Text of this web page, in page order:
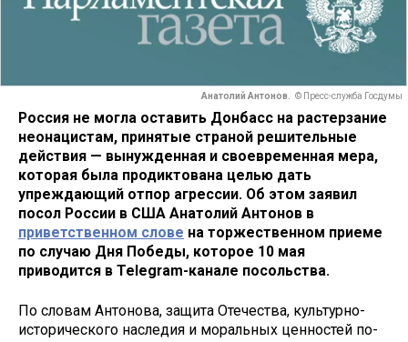
Анатолий Антонов. © Пресс-служба Госдумы
Россия не могла оставить Донбасс на растерзание
неонацистам, принятые страной решительные
действия — вынужденная и своевременная мера,
которая была продиктована целью дать
упреждающий отпор агрессии. Об этом заявил
посол России в США Анатолий Антонов в
приветственном слове на торжественном приеме
по случаю Дня Победы, которое 10 мая
приводится в Telegram-канале посольства.
По словам Антонова, защита Отечества, культурно-
исторического наследия и моральных ценностей по-